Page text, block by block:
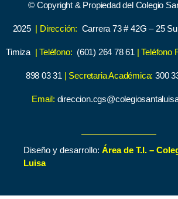
© Copyright & Propiedad del Colegio
2025 | Dirección: Carrera 73 # 42G – 25
Timiza | Teléfono: (601) 264 78 61 | Teléfono
898 03 31 | Secretaria Académica:300
Email:
Diseño y desarrollo: Área de T.I. –
Luisa